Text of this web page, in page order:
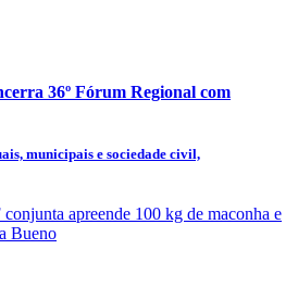
36º Fórum Regional com
municipais e sociedade civil,